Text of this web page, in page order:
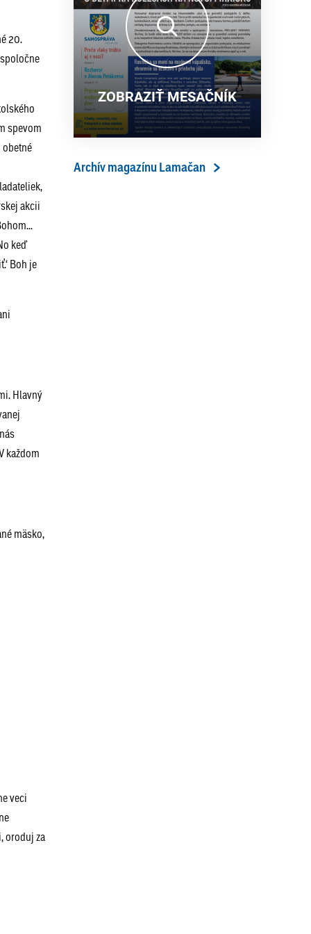
20.
spevom
akcii
keď
Boh je
Hlavný
každom
mäsko,
veci
oroduj za
18. 6. 2026
13. ročník Simultánky pod
lipami v Lamači priniesol
výborný šach aj príjemnú
komunitnú atmosféru
ZOBRAZIŤ MESAČNÍK
Archív magazínu Lamačan